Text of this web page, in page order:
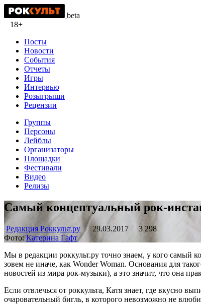
beta
18+
Посты
Новости
События
Отчеты
Игры
Интервью
Розыгрыши
Рецензии
Группы
Персоны
Лейблы
Организаторы
Площадки
Фестивали
Видео
Релизы
Самый концептуальный рок-
Редакция Роккульт.ру 29.03.2017
3 298
Фото:Катерина Гафт
Мы в редакции роккульт.ру точно знаем, у кого самый
зовем не иначе, как Wonder Woman. Основания для
новостей из мира рок-музыки), а это значит, что она
Если отвлечься от роккульта, Катя знает, где вкусно
очаровательный бигль, в которого невозможно не